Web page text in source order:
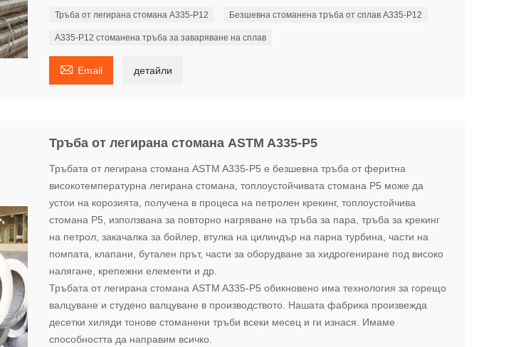
Тръба от легирана стомана A335-P12 Безшевна стоманена тръба от сплав A335-P12
A335-P12 стоманена тръба за заваряване на сплав
 Email детайли
Тръба от легирана стомана ASTM A335-P5
Тръбата от легирана стомана ASTM A335-P5 е безшевна тръба от феритна
високотемпературна легирана стомана, топлоустойчивата стомана P5 може да
устои на корозията, получена в процеса на петролен крекинг, топлоустойчива
стомана P5, използвана за повторно нагряване на тръба за пара, тръба за крекинг
на петрол, закачалка за бойлер, втулка на цилиндър на парна турбина, части на
помпата, клапани, бутален прът, части за оборудване за хидрогениране под високо
налягане, крепежни елементи и др.
Тръбата от легирана стомана ASTM A335-P5 обикновено има технология за горещо
валцуване и студено валцуване в производството. Нашата фабрика произвежда
десетки хиляди тонове стоманени тръби всеки месец и ги изнася. Имаме
способността да направим всичко.